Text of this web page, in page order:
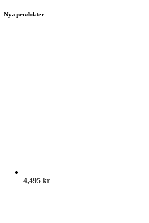
Nya produkter
4,495 kr